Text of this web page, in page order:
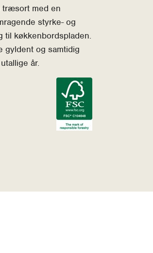
træsort med en
styrke- og
til køkkenbordspladen.
gyldent og samtidig
år.